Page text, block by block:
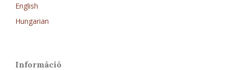
English
Hungarian
Információ